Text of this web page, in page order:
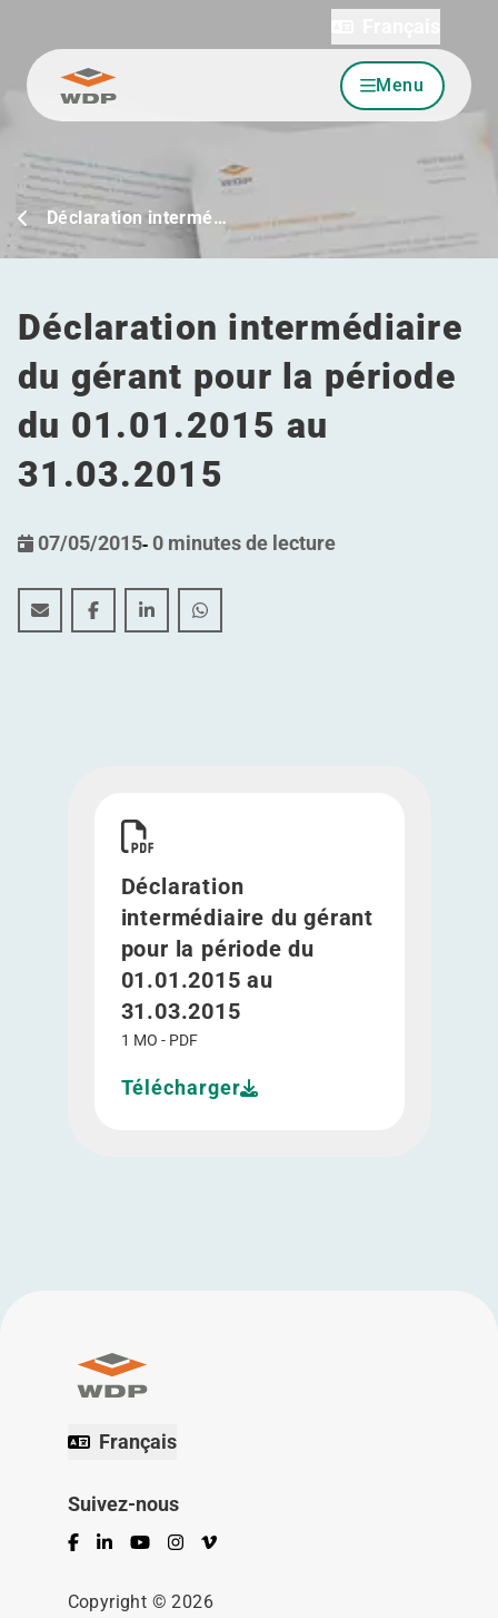
Allez au contenu Menu
Déclaration intermé…
Déclaration intermédiaire
du gérant pour la période
du 01.01.2015 au
31.03.2015
07/05/2015- 0 minutes de lecture
Déclaration intermédiaire du gérant pour la période
Déclaration intermédiaire du gérant pour la
Déclaration intermédiaire du gérant pour
Déclaration intermédiaire du
Déclaration
intermédiaire du gérant
pour la période du
01.01.2015 au
31.03.2015
1 MO - PDF
Télécharger
Français
Suivez-nous
Facebook
LinkedInYouTubeInstagram
Vimeo
Copyright © 2026